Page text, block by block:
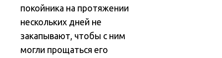
покойника на протяжении
нескольких дней не
закапывают, чтобы с ним
могли прощаться его